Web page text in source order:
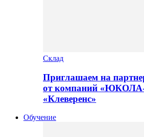
Склад
Приглашаем на
от компаний
«Клеверенс»
Обучение